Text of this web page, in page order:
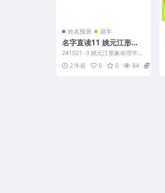
姓名预测 易学
名字直读11 姚元江形象
命理学（黄鉴体系）
241021 -3 姚元江形象命理学
（黄鉴体系） 01、认识名字.m
p4 02、...
2 年前 0 0 84